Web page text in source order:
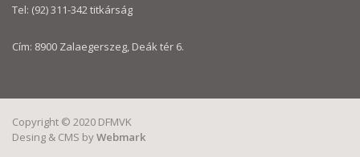
Tel: (92) 311-342titkárság
Cím: 8900 Zalaegerszeg, Deák tér 6.
Copyright © 2020 DFMVK
Desing & CMS byWebmark